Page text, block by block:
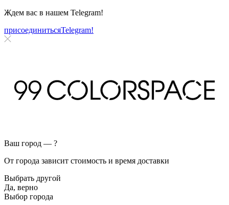
Ждем вас в нашем Telegram!
присоединитьсяTelegram!
Ваш город — ?
От города зависит стоимость и время доставки
Выбрать другой
Да, верно
Выбор города